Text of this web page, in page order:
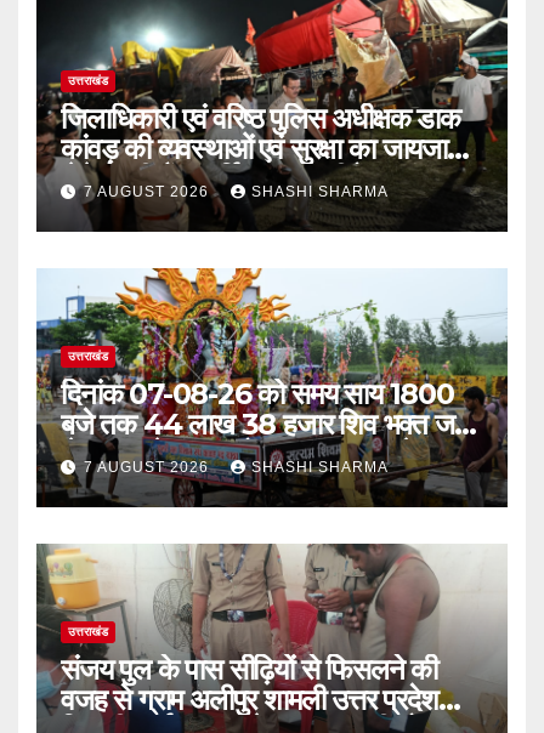
उत्तराखंड
जिलाधिकारी एवं वरिष्ठ पुलिस अधीक्षक डाक
कांवड़ की व्यवस्थाओं एवं सुरक्षा का जायजा
लेने बैरागी कैंप पार्किंग स्थल जीरो ग्राउंड पर
देर रात्रि पहुंचे
7 AUGUST 2026 SHASHI SHARMA
उत्तराखंड
दिनांक 07-08-26 को समय साय 1800
बजे तक 44 लाख 38 हजार शिव भक्त जल
लेकर अपने गंतव्य को प्रस्थान कर चुके
7 AUGUST 2026 SHASHI SHARMA
उत्तराखंड
संजय पुल के पास सीढ़ियों से फिसलने की
वजह से ग्राम अलीपुर शामली उत्तर प्रदेश